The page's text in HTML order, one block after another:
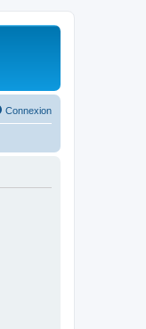
Connexion